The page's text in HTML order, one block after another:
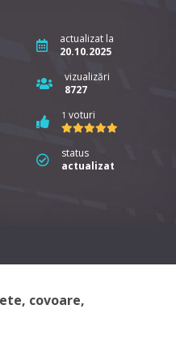
actualizat la
20.10.2025
vizualizări
8727
1 voturi
status
actualizat
covoare,